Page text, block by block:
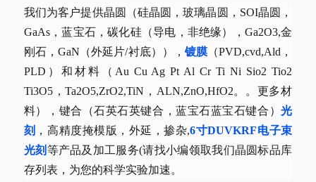
我们为客户提供晶圆（硅晶圆，玻璃晶圆，SOI晶圆，
GaAs，蓝宝石，碳化硅（导电，非绝缘），Ga2O3,金
刚石，GaN（外延片/衬底））， 镀膜（PVD,cvd,Ald，
PLD）和材料（Au Cu Ag Pt Al Cr Ti Ni Sio2 Tio2
Ti3O5，Ta2O5,ZrO2,TiN，ALN,ZnO,HfO2。。更多材
料），键合（石英石英键合，蓝宝石蓝宝石键合）光
刻 ，高精度掩模版，外延，掺杂,6寸DUVKRF电子束
光刻 等产品及加工服务(请找小编领取我们晶圆标品库
存列表，为您的科学实验加速。